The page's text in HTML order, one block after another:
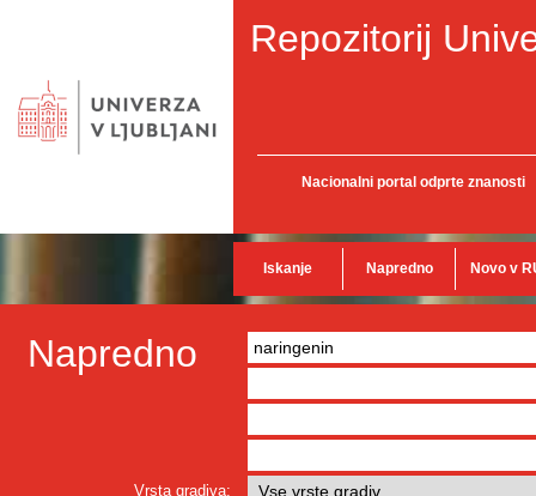
Repozitorij
Nacionalni portal odprte znanosti
Iskanje Napredno Novo v
Napredno
Vrsta gradiva: